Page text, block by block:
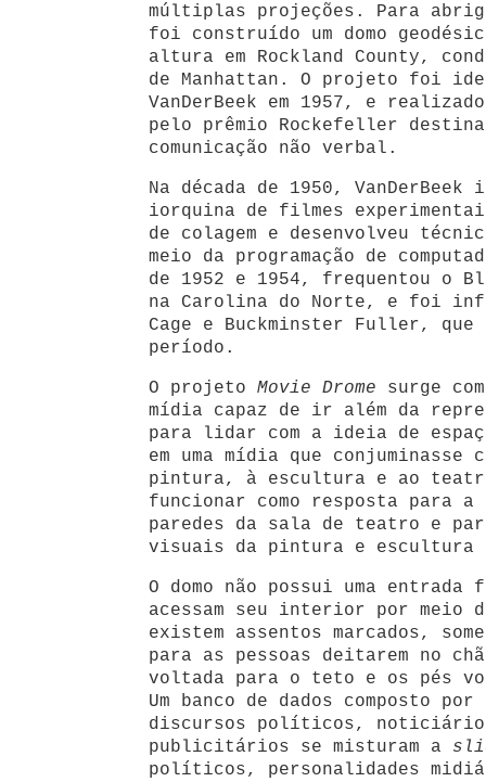
múltiplas projeções. Para
foi construído um domo
altura em Rockland County,
de Manhattan. O projeto foi
VanDerBeek em 1957, e
pelo prêmio Rockefeller
comunicação não verbal.
Na década de 1950,
iorquina de filmes
de colagem e desenvolveu
meio da programação de
de 1952 e 1954, frequentou o
na Carolina do Norte, e foi
Cage e Buckminster Fuller, que
período.
O projeto Movie Drome surge
mídia capaz de ir além da
para lidar com a ideia de
em uma mídia que
pintura, à escultura e ao
funcionar como resposta para
paredes da sala de teatro e
visuais da pintura e escultura
O domo não possui uma
acessam seu interior por meio
existem assentos marcados,
para as pessoas deitarem no
voltada para o teto e os pés
Um banco de dados composto
discursos políticos,
publicitários se misturam a
políticos, personalidades